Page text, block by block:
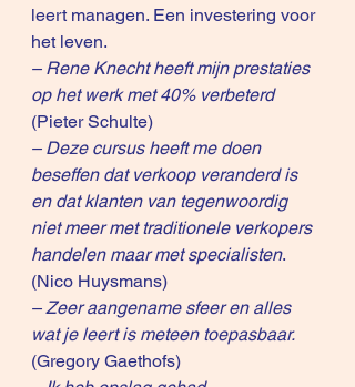
leert managen. Een investering voor
het leven.
– Rene Knecht heeft mijn prestaties
op het werk met 40% verbeterd
(Pieter Schulte)
– Deze cursus heeft me doen
beseffen dat verkoop veranderd is
en dat klanten van tegenwoordig
niet meer met traditionele verkopers
handelen maar met specialisten.
(Nico Huysmans)
– Zeer aangename sfeer en alles
wat je leert is meteen toepasbaar.
(Gregory Gaethofs)